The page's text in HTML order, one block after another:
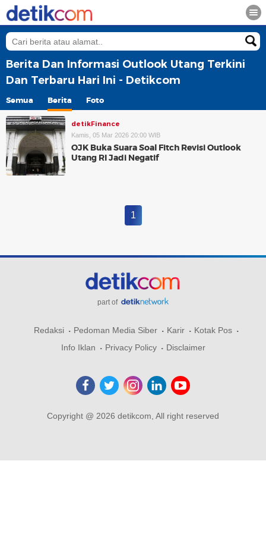
Berita Dan Informasi Outlook Utang Terkini
Dan Terbaru Hari Ini - Detikcom
Semua Berita Foto
detikFinance
Kamis, 05 Mar 2026 20:00 WIB
OJK Buka Suara Soal Fitch Revisi Outlook
Utang RI Jadi Negatif
1
part of
Redaksi Pedoman Media Siber Karir
Kotak Pos
Info Iklan
Privacy Policy Disclaimer
Copyright @ 2026 detikcom, All right reserved